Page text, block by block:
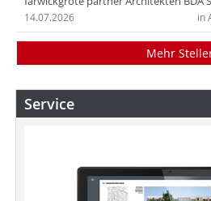
in
14.07.2026
Mehr
Service